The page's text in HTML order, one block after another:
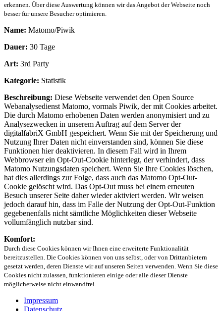
erkennen. Über diese Auswertung können wir das Angebot der Webseite noch
besser für unsere Besucher optimieren.
Name: Matomo/Piwik
Dauer: 30 Tage
Art: 3rd Party
Kategorie: Statistik
Beschreibung: Diese Webseite verwendet den Open Source
Webanalysedienst Matomo, vormals Piwik, der mit Cookies arbeitet.
Die durch Matomo erhobenen Daten werden anonymisiert und zu
Analysezwecken in unserem Auftrag auf dem Server der
digitalfabriX GmbH gespeichert. Wenn Sie mit der Speicherung und
Nutzung Ihrer Daten nicht einverstanden sind, können Sie diese
Funktionen hier deaktivieren. In diesem Fall wird in Ihrem
Webbrowser ein Opt-Out-Cookie hinterlegt, der verhindert, dass
Matomo Nutzungsdaten speichert. Wenn Sie Ihre Cookies löschen,
hat dies allerdings zur Folge, dass auch das Matomo Opt-Out-
Cookie gelöscht wird. Das Opt-Out muss bei einem erneuten
Besuch unserer Seite daher wieder aktiviert werden. Wir weisen
jedoch darauf hin, dass im Falle der Nutzung der Opt-Out-Funktion
gegebenenfalls nicht sämtliche Möglichkeiten dieser Webseite
vollumfänglich nutzbar sind.
Komfort:
Durch diese Cookies können wir Ihnen eine erweiterte Funktionalität
bereitzustellen. Die Cookies können von uns selbst, oder von Drittanbietern
gesetzt werden, deren Dienste wir auf unseren Seiten verwenden. Wenn Sie diese
Cookies nicht zulassen, funktionieren einige oder alle dieser Dienste
möglicherweise nicht einwandfrei.
Impressum
Datenschutz